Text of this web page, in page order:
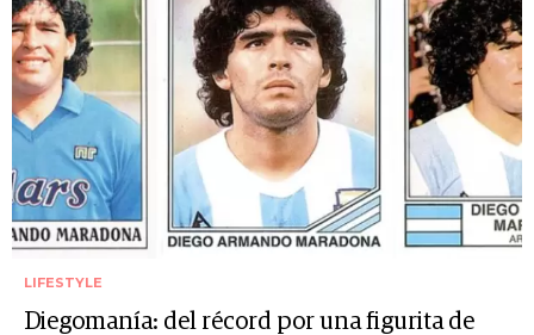
LIFESTYLE
Diegomanía: del récord por una figurita de